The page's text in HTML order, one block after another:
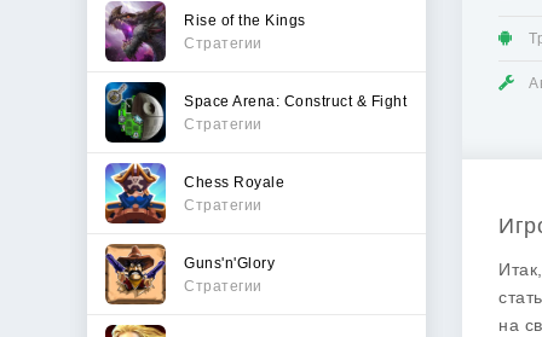
Rise of the Kings
Стратегии
Space Arena: Construct & Fight
Стратегии
Chess Royale
Стратегии
Guns'n'Glory
Стратегии
на